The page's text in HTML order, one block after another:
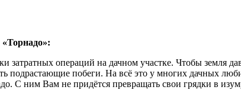
операций на дачном участке. Чтобы земля
подрастающие побеги. На всё это у многих дачных
С ним Вам не придётся превращать свои грядки в